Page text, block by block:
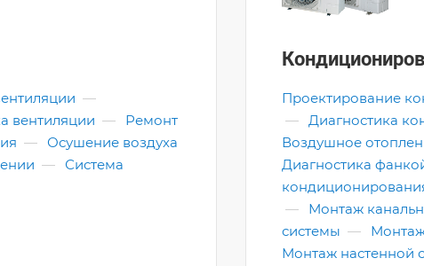
—
вентиляции —
Ремонт
— Осушение воздуха
—
Система
Проектирование
— Диагностика
Воздушное
Диагностика
—
Монтаж
системы —
Монтаж настенной